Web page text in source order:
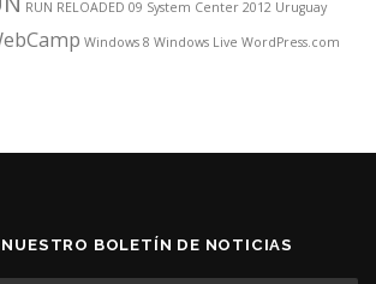
RUN RELOADED 09 System Center 2012 Uruguay
Windows 8 Windows Live WordPress.com
BOLETÍN DE NOTICIAS